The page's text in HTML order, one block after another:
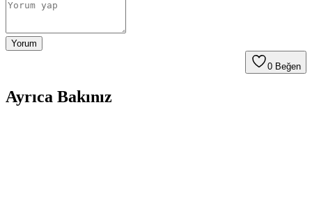
Yorum
0 Beğen
Ayrıca Bakınız